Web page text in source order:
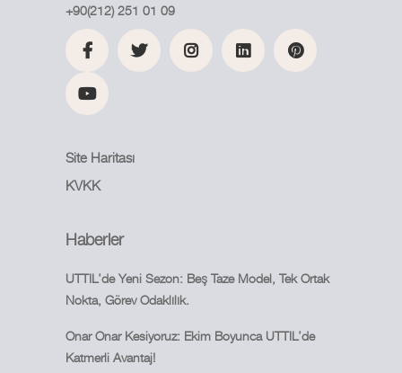
+90(212) 251 01 09
Site Haritası
KVKK
Haberler
UTTIL’de Yeni Sezon: Beş Taze Model, Tek Ortak
Nokta, Görev Odaklılık.
Onar Onar Kesiyoruz: Ekim Boyunca UTTIL’de
Katmerli Avantaj!